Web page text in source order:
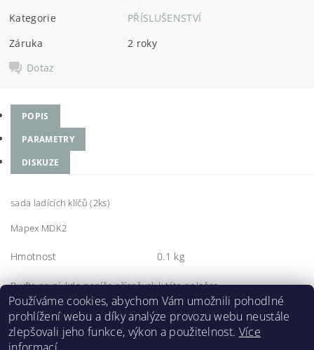
Kategorie
PŘÍSLUŠENSTVÍ
Záruka
2 roky
Dotaz
POPIS
PARAMETRY
DISKUZE
sada ladících klíčů (2ks)
Mapex MDK2
Hmotnost 0.1 kg
Buďte první, kdo napíše příspěvek k této položce.
Přidat komentář
Používáme cookies, abychom Vám umožnili pohodlné
prohlížení webu a díky analýze provozu webu neustále
zlepšovali jeho funkce, výkon a použitelnost. Více